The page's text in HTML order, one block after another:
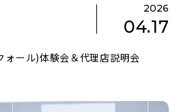
2026
04.17
ォール)体験会＆代理店説明会